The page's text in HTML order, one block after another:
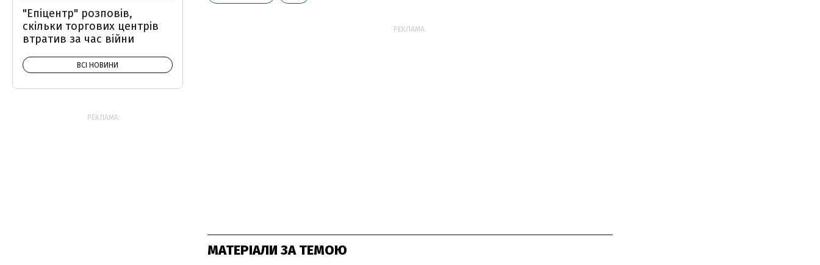
РЕКЛАМА:
МАТЕРІАЛИ ЗА ТЕМОЮ
"Епіцентр" розповів,
скільки торгових центрів
втратив за час війни
ВСІ НОВИНИ
РЕКЛАМА: